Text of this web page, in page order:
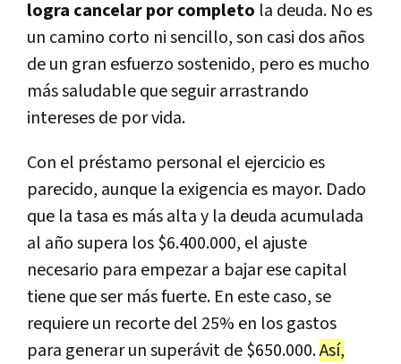
logra cancelar por completo la deuda. No es
un camino corto ni sencillo, son casi dos años
de un gran esfuerzo sostenido, pero es mucho
más saludable que seguir arrastrando
intereses de por vida.
Con el préstamo personal el ejercicio es
parecido, aunque la exigencia es mayor. Dado
que la tasa es más alta y la deuda acumulada
al año supera los $6.400.000, el ajuste
necesario para empezar a bajar ese capital
tiene que ser más fuerte. En este caso, se
requiere un recorte del 25% en los gastos
para generar un superávit de $650.000.Así,